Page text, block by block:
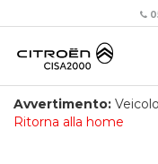
Avvertimento:
Ritorna alla home